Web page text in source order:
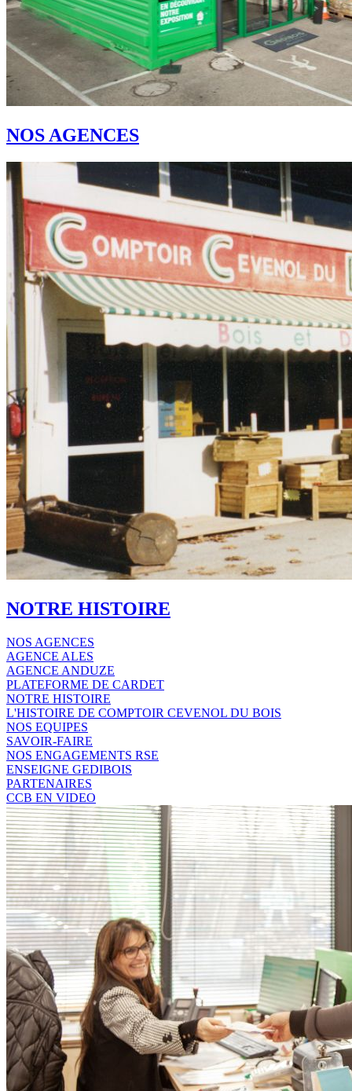
NOS AGENCES
NOTRE HISTOIRE
NOS AGENCES
AGENCE ALES
AGENCE ANDUZE
PLATEFORME DE CARDET
NOTRE HISTOIRE
L'HISTOIRE DE COMPTOIR CEVENOL DU BOIS
NOS EQUIPES
SAVOIR-FAIRE
NOS ENGAGEMENTS RSE
ENSEIGNE GEDIBOIS
PARTENAIRES
CCB EN VIDEO